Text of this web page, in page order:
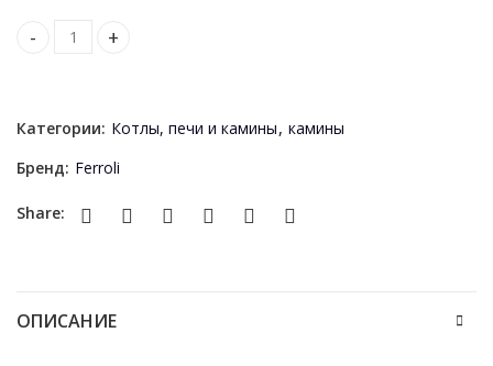
Șemineu pe combustibil solid Ferroli BRETA N quantity
Категории: Котлы, печи и камины, камины
Бренд: Ferroli
Share:
ОПИСАНИЕ